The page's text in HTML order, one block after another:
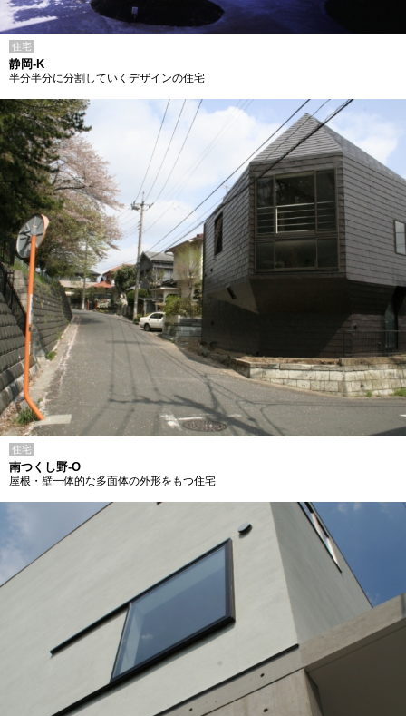
住宅
静岡-K
半分半分に分割していくデザインの住宅
住宅
南つくし野-O
屋根・壁一体的な多面体の外形をもつ住宅